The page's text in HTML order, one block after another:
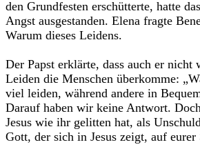
den Grundfesten erschütterte, hatte
Angst ausgestanden. Elena fragte
Warum dieses Leidens.
Der Papst erklärte, dass auch er nicht
Leiden die Menschen überkomme:
viel leiden, während andere in
Darauf haben wir keine Antwort.
Jesus wie ihr gelitten hat, als
Gott, der sich in Jesus zeigt, auf eurer